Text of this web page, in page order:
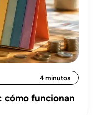
4 minutos
cómo funcionan